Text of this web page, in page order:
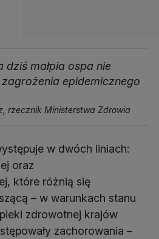
dziś małpia ospa nie
epidemicznego
rzecznik Ministerstwa Zdrowia
w dwóch liniach:
oraz
które różnią się
– w warunkach stanu
zdrowotnej krajów
zachorowania –